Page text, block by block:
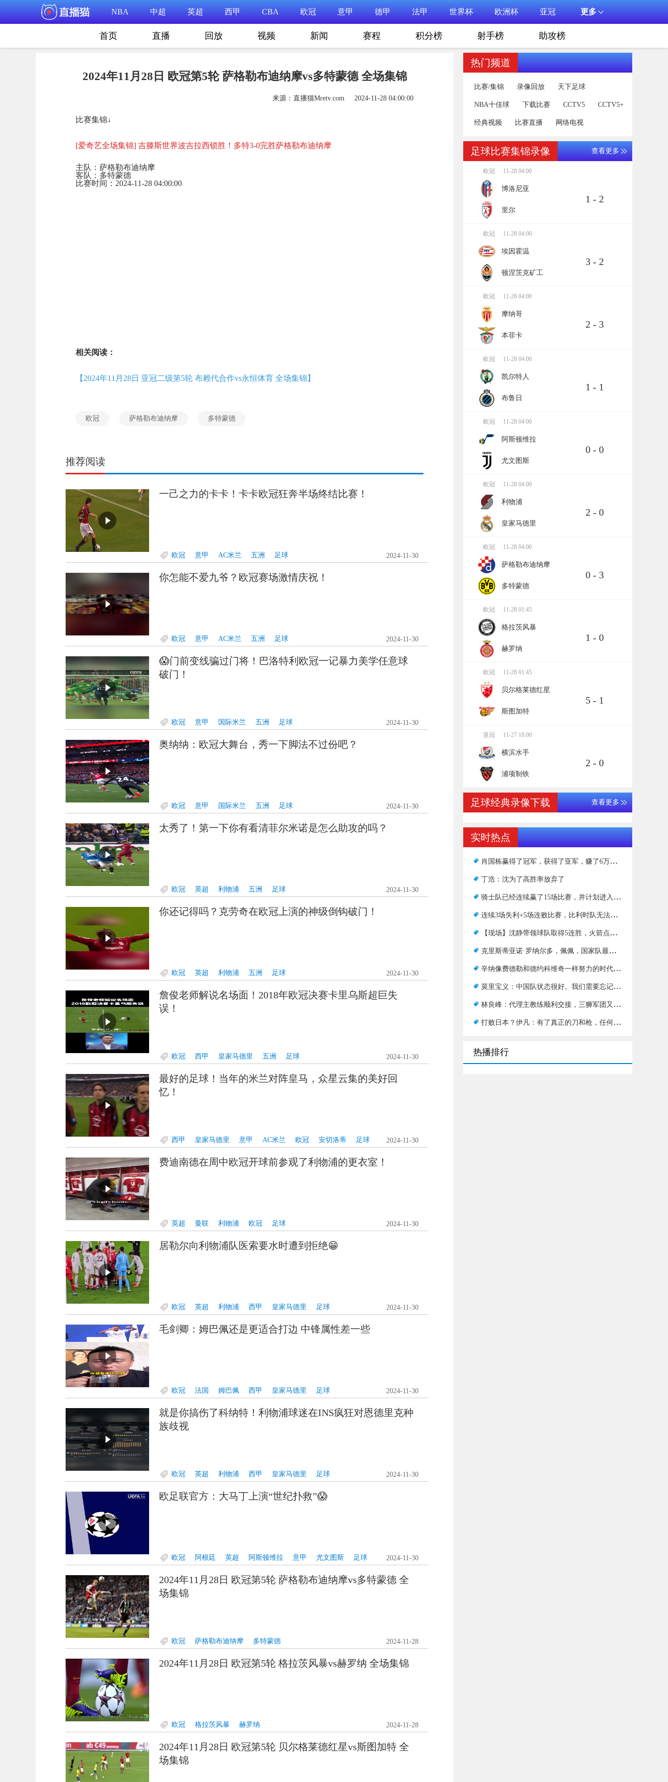
NBA 中超 英超 西甲 CBA 欧冠 意甲 德甲 法甲 世界杯 欧洲杯 亚冠 更多
首页 直播 回放 视频 新闻 赛程 积分榜 射手榜 助攻榜
2024年11月28日 欧冠第5轮 萨格勒布迪纳摩vs多特蒙德 全场集锦
来源：直播猫Mretv.com 2024-11-28 04:00:00
比赛集锦↓
[爱奇艺全场集锦] 吉滕斯世界波吉拉西锁胜！多特3-0完胜萨格勒布迪纳摩
主队：萨格勒布迪纳摩
客队：多特蒙德
比赛时间：2024-11-28 04:00:00
相关阅读：
【2024年11月28日 亚冠二级第5轮 布赖代合作vs永恒体育 全场集锦】
欧冠 萨格勒布迪纳摩 多特蒙德
推荐阅读
一己之力的卡卡！卡卡欧冠狂奔半场终结比赛！
欧冠 意甲 AC米兰 五洲 足球 2024-11-30
你怎能不爱九爷？欧冠赛场激情庆祝！
欧冠 意甲 AC米兰 五洲 足球 2024-11-30
😱门前变线骗过门将！巴洛特利欧冠一记暴力美学任意球
破门！
欧冠 意甲 国际米兰 五洲 足球 2024-11-30
奥纳纳：欧冠大舞台，秀一下脚法不过份吧？
欧冠 意甲 国际米兰 五洲 足球 2024-11-30
太秀了！第一下你有看清菲尔米诺是怎么助攻的吗？
欧冠 英超 利物浦 五洲 足球 2024-11-30
你还记得吗？克劳奇在欧冠上演的神级倒钩破门！
欧冠 英超 利物浦 五洲 足球 2024-11-30
詹俊老师解说名场面！2018年欧冠决赛卡里乌斯超巨失
误！
欧冠 西甲 皇家马德里 五洲 足球 2024-11-30
最好的足球！当年的米兰对阵皇马，众星云集的美好回
忆！
西甲 皇家马德里 意甲 AC米兰 欧冠 安切洛蒂 足球 2024-11-30
费迪南德在周中欧冠开球前参观了利物浦的更衣室！
英超 曼联 利物浦 欧冠 足球 2024-11-30
居勒尔向利物浦队医索要水时遭到拒绝😁
欧冠 英超 利物浦 西甲 皇家马德里 足球 2024-11-30
毛剑卿：姆巴佩还是更适合打边 中锋属性差一些
欧冠 法国 姆巴佩 西甲 皇家马德里 足球 2024-11-30
就是你搞伤了科纳特！利物浦球迷在INS疯狂对恩德里克种
族歧视
欧冠 英超 利物浦 西甲 皇家马德里 足球 2024-11-30
欧足联官方：大马丁上演“世纪扑救”😱
欧冠 阿根廷 英超 阿斯顿维拉 意甲 尤文图斯 足球 2024-11-30
2024年11月28日 欧冠第5轮 萨格勒布迪纳摩vs多特蒙德 全
场集锦
欧冠 萨格勒布迪纳摩 多特蒙德 2024-11-28
2024年11月28日 欧冠第5轮 格拉茨风暴vs赫罗纳 全场集锦
欧冠 格拉茨风暴 赫罗纳 2024-11-28
2024年11月28日 欧冠第5轮 贝尔格莱德红星vs斯图加特 全
场集锦
热门频道
比赛/集锦 录像回放 天下足球
NBA十佳球 下载比赛 CCTV5 CCTV5+
经典视频 比赛直播 网络电视
足球比赛集锦录像 查看更多
欧冠 11-28 04:00
博洛尼亚
里尔
1 - 2
欧冠 11-28 04:00
埃因霍温
顿涅茨克矿工
3 - 2
欧冠 11-28 04:00
摩纳哥
本菲卡
2 - 3
欧冠 11-28 04:00
凯尔特人
布鲁日
1 - 1
欧冠 11-28 04:00
阿斯顿维拉
尤文图斯
0 - 0
欧冠 11-28 04:00
利物浦
皇家马德里
2 - 0
欧冠 11-28 04:00
萨格勒布迪纳摩
多特蒙德
0 - 3
欧冠 11-28 01:45
格拉茨风暴
赫罗纳
1 - 0
欧冠 11-28 01:45
贝尔格莱德红星
斯图加特
5 - 1
亚冠 11-27 18:00
横滨水手
浦项制铁
2 - 0
足球经典录像下载 查看更多
实时热点
肖国栋赢得了冠军，获得了亚军，赚了6万英镑，随着年龄的增长，他不断突破，变得越来越狡猾
丁浩：沈为了高胜率放弃了
骑士队已经连续赢了15场比赛，并计划进入决赛？在下一场战斗中，我们将测试绿军的状况
连续3场失利+5场连败比赛，比利时队无法承受伤病
【现场】沈静带领球队取得5连胜，火箭点燃青春风暴
克里斯蒂亚诺·罗纳尔多，佩佩，国家队最年长的得分手，赢得的比赛比水叶还多
辛纳像费德勒和德约科维奇一样努力的时代已经到来了吗？
莫里宝义：中国队状态很好。我们需要忘记第一场比赛，那是7比0
林良峰：代理主教练顺利交接，三狮军团又获得一份传承
打败日本？伊凡：有了真正的刀和枪，任何结果都有可能
热播排行